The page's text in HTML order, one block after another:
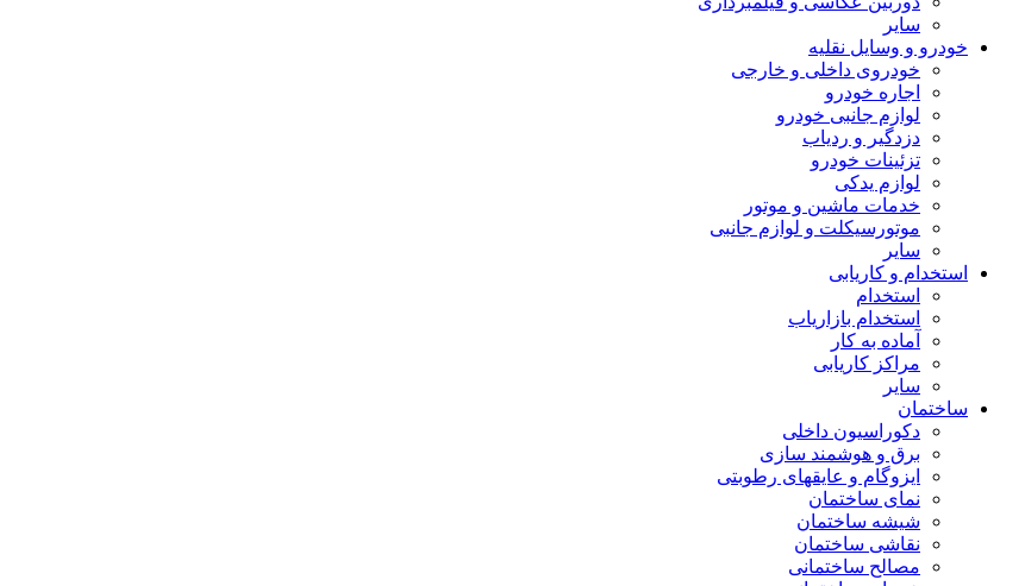
سایر
خودرو و وسایل نقلیه
خودروی داخلی و خارجی
اجاره خودرو
لوازم جانبی خودرو
دزدگیر و ردیاب
تزئینات خودرو
لوازم یدکی
خدمات ماشین و موتور
موتورسیکلت و لوازم جانبی
سایر
استخدام و کاریابی
استخدام
استخدام بازاریاب
آماده به کار
مراکز کاریابی
سایر
ساختمان
دکوراسیون داخلی
برق و هوشمند سازی
ایزوگام و عایقهای رطوبتی
نمای ساختمان
شیشه ساختمان
نقاشی ساختمان
مصالح ساختمانی